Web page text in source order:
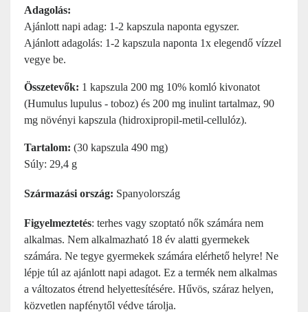
Adagolás:
Ajánlott napi adag: 1-2 kapszula naponta egyszer.
Ajánlott adagolás: 1-2 kapszula naponta 1x elegendő vízzel
vegye be.
Összetevők: 1 kapszula 200 mg 10% komló kivonatot
(Humulus lupulus - toboz) és 200 mg inulint tartalmaz, 90
mg növényi kapszula (hidroxipropil-metil-cellulóz).
Tartalom: (30 kapszula 490 mg)
Súly: 29,4 g
Származási ország: Spanyolország
Figyelmeztetés: terhes vagy szoptató nők számára nem
alkalmas. Nem alkalmazható 18 év alatti gyermekek
számára. Ne tegye gyermekek számára elérhető helyre! Ne
lépje túl az ajánlott napi adagot. Ez a termék nem alkalmas
a változatos étrend helyettesítésére. Hűvös, száraz helyen,
közvetlen napfénytől védve tárolja.